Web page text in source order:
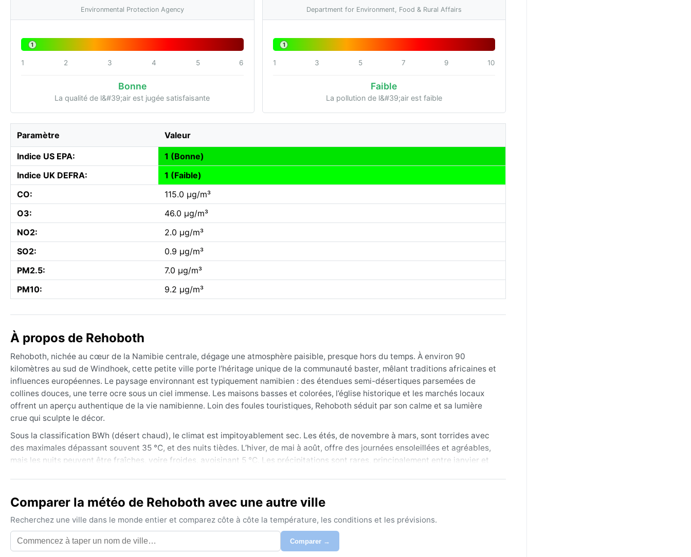
Environmental Protection Agency
1
1 2 3 4 5 6
Bonne
La qualité de l&#39;air est jugée satisfaisante
Department for Environment, Food & Rural Affairs
1
1 3 5 7 9 10
Faible
La pollution de l&#39;air est faible
Paramètre Valeur
Indice US EPA:
1 (Bonne)
Indice UK DEFRA:
1 (Faible)
CO:
115.0 µg/m³
O3:
46.0 µg/m³
NO2:
2.0 µg/m³
SO2:
0.9 µg/m³
PM2.5:
7.0 µg/m³
PM10:
9.2 µg/m³
À propos de Rehoboth
Rehoboth, nichée au cœur de la Namibie centrale, dégage une atmosphère paisible, presque hors du temps. À environ 90
kilomètres au sud de Windhoek, cette petite ville porte l’héritage unique de la communauté baster, mêlant traditions africaines et
influences européennes. Le paysage environnant est typiquement namibien : des étendues semi-désertiques parsemées de
collines douces, une terre ocre sous un ciel immense. Les maisons basses et colorées, l’église historique et les marchés locaux
offrent un aperçu authentique de la vie namibienne. Loin des foules touristiques, Rehoboth séduit par son calme et sa lumière
crue qui sculpte le décor.
Sous la classification BWh (désert chaud), le climat est impitoyablement sec. Les étés, de novembre à mars, sont torrides avec
des maximales dépassant souvent 35 °C, et des nuits tièdes. L’hiver, de mai à août, offre des journées ensoleillées et agréables,
mais les nuits peuvent être fraîches, voire froides, avoisinant 5 °C. Les précipitations sont rares, principalement entre janvier et
soirées d’hiver ne sera pas superflu.
Le meilleur moment pour découvrir Rehoboth sur le plan météo est l’hiver austral, de mai à août : les températures sont clémentes,
le ciel parfaitement dégagé, et l’air sec rend la chaleur supportable. Le phénomène notable n’est pas un mousson ou un sirocco,
mais plutôt ces rares et spectaculaires lames d’eau qui dévalent les arroyos asséchés après une averse – un événement fugace
qui transforme brièvement le désert. Les nuits d’hiver, le froid peut surprendre, mais le jour, c’est un climat idéal pour arpenter les
Comparer la météo de Rehoboth avec une autre ville
Recherchez une ville dans le monde entier et comparez côte à côte la température, les conditions et les prévisions.
Comparer →